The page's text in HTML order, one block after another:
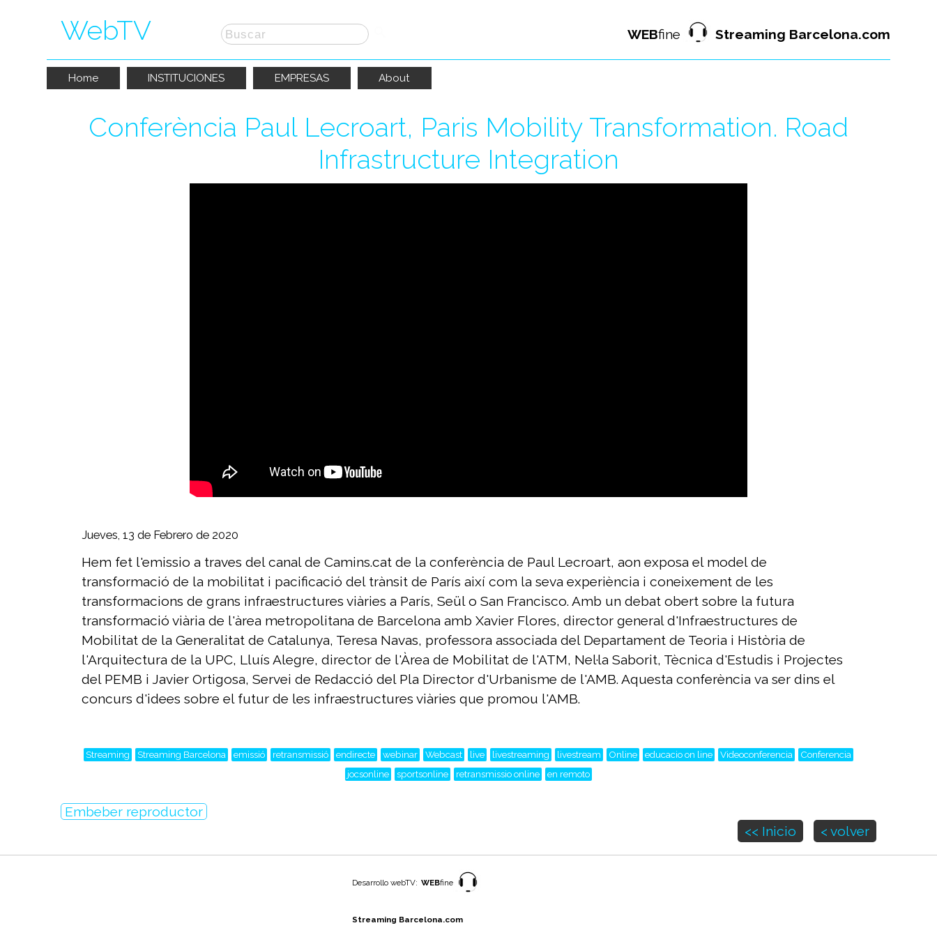
WebTV WEBfine Streaming Barcelona.com
Home INSTITUCIONES EMPRESAS About
Conferència Paul Lecroart, Paris Mobility Transformation. Road
Infrastructure Integration
Jueves, 13 de Febrero de 2020
Hem fet l'emissio a traves del canal de Camins.cat de la conferència de Paul Lecroart, aon exposa el model de
transformació de la mobilitat i pacificació del trànsit de París així com la seva experiència i coneixement de les
transformacions de grans infraestructures viàries a París, Seül o San Francisco. Amb un debat obert sobre la futura
transformació viària de l'àrea metropolitana de Barcelona amb Xavier Flores, director general d'Infraestructures de
Mobilitat de la Generalitat de Catalunya, Teresa Navas, professora associada del Departament de Teoria i Història de
l'Arquitectura de la UPC, Lluís Alegre, director de l'Àrea de Mobilitat de l'ATM, Nel·la Saborit, Tècnica d'Estudis i Projectes
del PEMB i Javier Ortigosa, Servei de Redacció del Pla Director d'Urbanisme de l'AMB. Aquesta conferència va ser dins el
concurs d'idees sobre el futur de les infraestructures viàries que promou l'AMB.
Streaming Streaming Barcelona emissió retransmissió endirecte webinar Webcast live livestreaming livestream Online educacio on line Videoconferencia
Conferencia
jocsonline
sportsonline retransmissio online en remoto
Embeber reproductor
<< Inicio
< volver
Desarrollo webTV: WEBfine
Streaming Barcelona.com